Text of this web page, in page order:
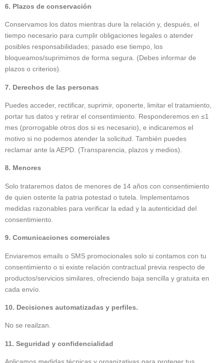
6. Plazos de conservación
Conservamos los datos mientras dure la relación y, después, el
tiempo necesario para cumplir obligaciones legales o atender
posibles responsabilidades; pasado ese tiempo, los
bloqueamos/suprimimos de forma segura. (Debes informar de
plazos o criterios).
7. Derechos de las personas
Puedes acceder, rectificar, suprimir, oponerte, limitar el tratamiento,
portar tus datos y retirar el consentimiento. Responderemos en ≤1
mes (prorrogable otros dos si es necesario), e indicaremos el
motivo si no podemos atender la solicitud. También puedes
reclamar ante la AEPD. (Transparencia, plazos y medios).
8. Menores
Solo trataremos datos de menores de 14 años con consentimiento
de quien ostente la patria potestad o tutela. Implementamos
medidas razonables para verificar la edad y la autenticidad del
consentimiento.
9. Comunicaciones comerciales
Enviaremos emails o SMS promocionales solo si contamos con tu
consentimiento o si existe relación contractual previa respecto de
productos/servicios similares, ofreciendo baja sencilla y gratuita en
cada envío.
10. Decisiones automatizadas y perfiles.
No se reailzan.
11. Seguridad y confidencialidad